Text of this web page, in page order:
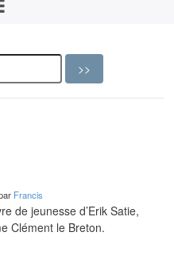
Francis
de jeunesse d’Erik Satie,
Clément le Breton.